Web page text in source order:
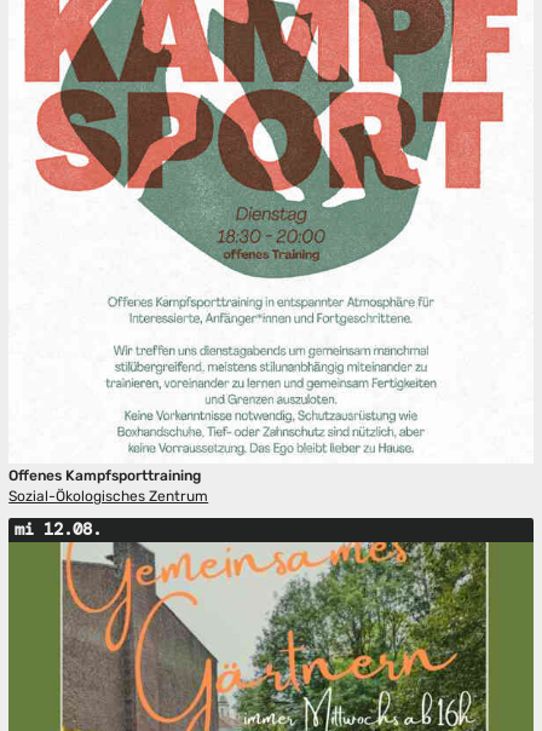
Offenes Kampfsporttraining
Sozial-Ökologisches Zentrum
mi 12.08.